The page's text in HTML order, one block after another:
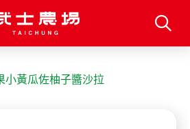
小黃瓜佐柚子醬沙拉